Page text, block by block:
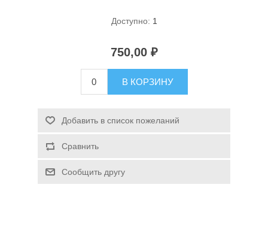
Спасательные средства
Доступно: 1
750,00 ₽
В КОРЗИНУ
Добавить в список пожеланий
Сравнить
Сообщить другу